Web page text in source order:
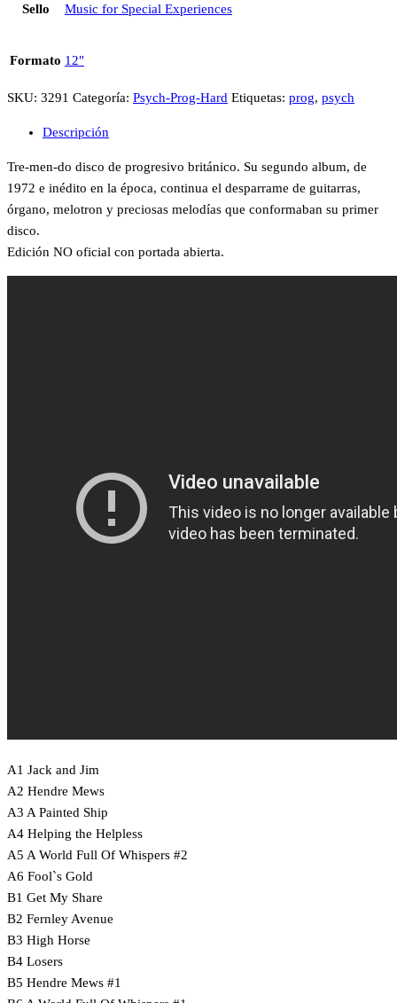
Sello Music for Special Experiences
Formato 12"
SKU: 3291 Categoría: Psych-Prog-Hard Etiquetas: prog, psych
Descripción
Tre-men-do disco de progresivo británico. Su segundo album, de
1972 e inédito en la época, continua el desparrame de guitarras,
órgano, melotron y preciosas melodías que conformaban su primer
disco.
Edición NO oficial con portada abierta.
A1 Jack and Jim
A2 Hendre Mews
A3 A Painted Ship
A4 Helping the Helpless
A5 A World Full Of Whispers #2
A6 Fool`s Gold
B1 Get My Share
B2 Fernley Avenue
B3 High Horse
B4 Losers
B5 Hendre Mews #1